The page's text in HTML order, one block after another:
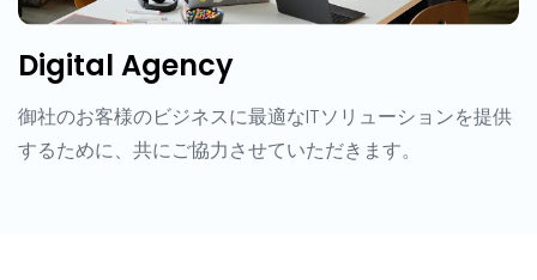
Digital Agency
御社のお客様のビジネスに最適なITソリューションを提供
するために、共にご協力させていただきます。